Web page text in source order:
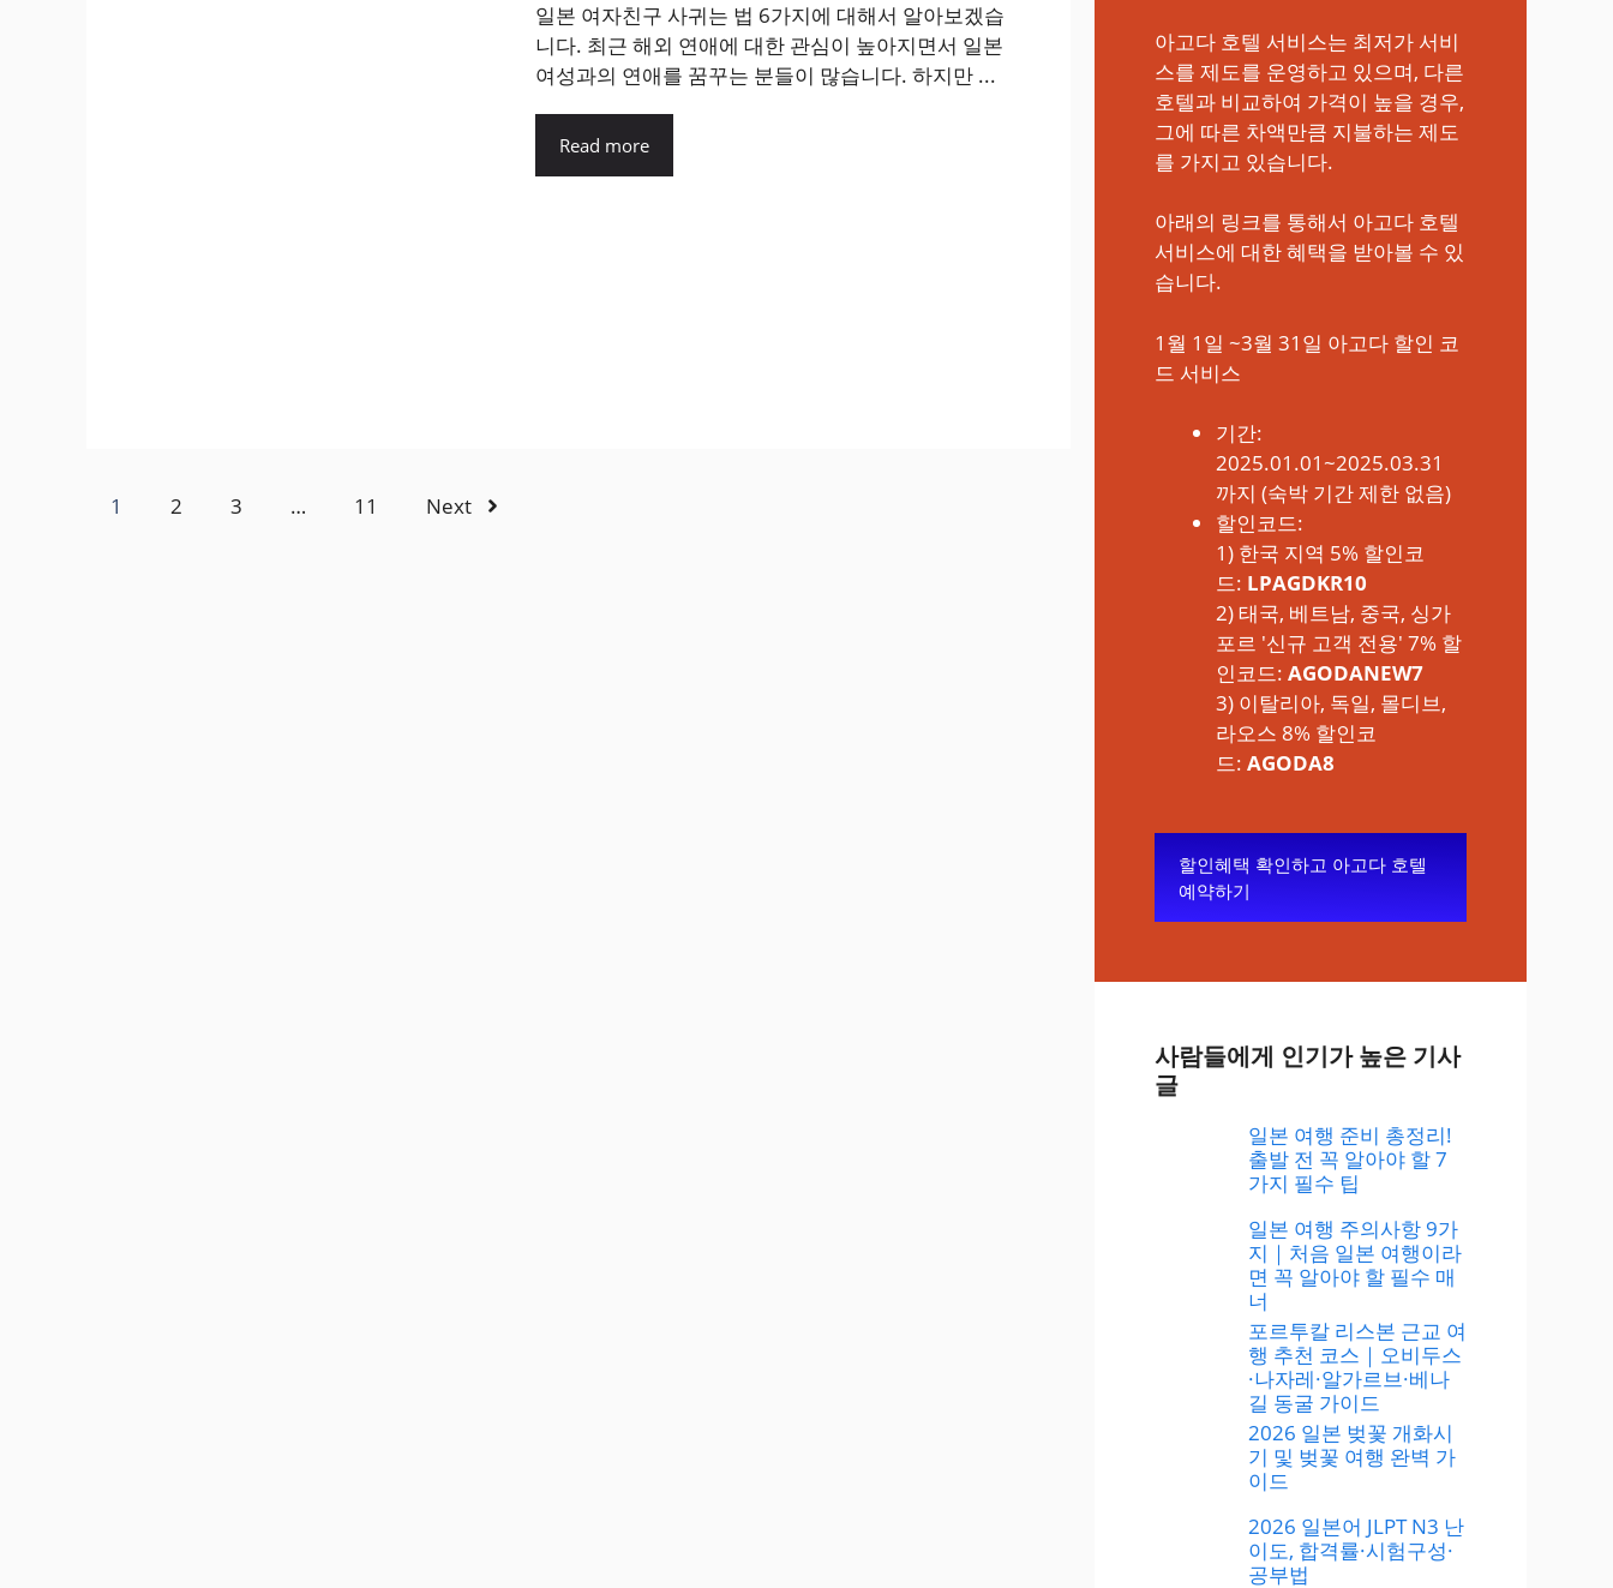
일본 여자친구 사귀는 법 6가지에 대해서 알아보겠습
니다. 최근 해외 연애에 대한 관심이 높아지면서 일본
여성과의 연애를 꿈꾸는 분들이 많습니다. 하지만 ...
Read more
1 2 3 … 11 Next
아고다 호텔 서비스는 최저가 서비
스를 제도를 운영하고 있으며, 다른
호텔과 비교하여 가격이 높을 경우,
그에 따른 차액만큼 지불하는 제도
를 가지고 있습니다.
아래의 링크를 통해서 아고다 호텔
서비스에 대한 혜택을 받아볼 수 있
습니다.
1월 1일 ~3월 31일 아고다 할인 코
드 서비스
기간:
2025.01.01~2025.03.31
까지 (숙박 기간 제한 없음)
할인코드:
1) 한국 지역 5% 할인코
드: LPAGDKR10
2) 태국, 베트남, 중국, 싱가
포르 '신규 고객 전용' 7% 할
인코드: AGODANEW7
3) 이탈리아, 독일, 몰디브,
라오스 8% 할인코
드: AGODA8
할인혜택 확인하고 아고다 호텔
예약하기
사람들에게 인기가 높은 기사
글
일본 여행 준비 총정리!
출발 전 꼭 알아야 할 7
가지 필수 팁
일본 여행 주의사항 9가
지｜처음 일본 여행이라
면 꼭 알아야 할 필수 매
너
포르투칼 리스본 근교 여
행 추천 코스｜오비두스
·나자레·알가르브·베나
길 동굴 가이드
2026 일본 벚꽃 개화시
기 및 벚꽃 여행 완벽 가
이드
2026 일본어 JLPT N3 난
이도, 합격률·시험구성·
공부법